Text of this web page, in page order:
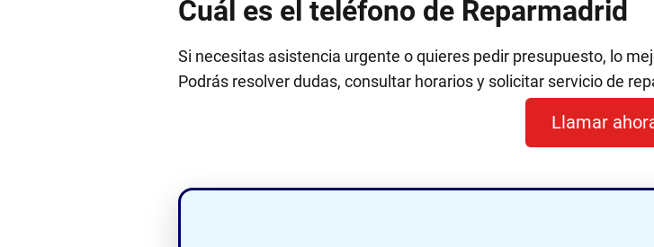
Cuál es el teléfono de Reparmadrid
Si necesitas asistencia urgente o quieres pedir presupuesto, lo
Podrás resolver dudas, consultar horarios y solicitar servicio de
Llamar